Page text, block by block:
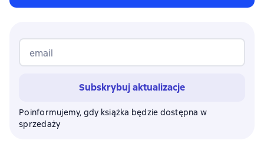
email
Subskrybuj aktualizacje
Poinformujemy, gdy książka będzie dostępna w
sprzedaży